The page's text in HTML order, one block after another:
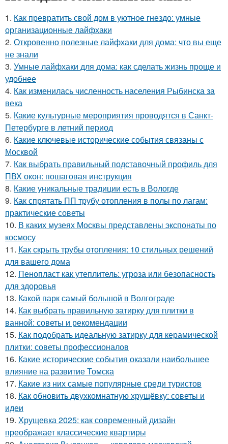
1. Как превратить свой дом в уютное гнездо: умные
организационные лайфхаки
2. Откровенно полезные лайфхаки для дома: что вы еще
не знали
3. Умные лайфхаки для дома: как сделать жизнь проще и
удобнее
4. Как изменилась численность населения Рыбинска за
века
5. Какие культурные мероприятия проводятся в Санкт-
Петербурге в летний период
6. Какие ключевые исторические события связаны с
Москвой
7. Как выбрать правильный подставочный профиль для
ПВХ окон: пошаговая инструкция
8. Какие уникальные традиции есть в Вологде
9. Как спрятать ПП трубу отопления в полы по лагам:
практические советы
10. В каких музеях Москвы представлены экспонаты по
космосу
11. Как скрыть трубы отопления: 10 стильных решений
для вашего дома
12. Пенопласт как утеплитель: угроза или безопасность
для здоровья
13. Какой парк самый большой в Волгограде
14. Как выбрать правильную затирку для плитки в
ванной: советы и рекомендации
15. Как подобрать идеальную затирку для керамической
плитки: советы профессионалов
16. Какие исторические события оказали наибольшее
влияние на развитие Томска
17. Какие из них самые популярные среди туристов
18. Как обновить двухкомнатную хрущёвку: советы и
идеи
19. Хрущевка 2025: как современный дизайн
преображает классические квартиры